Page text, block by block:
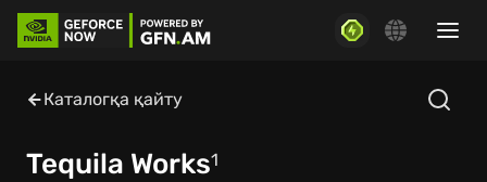
Каталогқа қайту
Tequila Works1